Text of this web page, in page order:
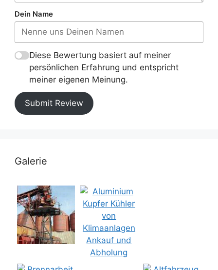
Dein Name
Diese Bewertung basiert auf meiner
persönlichen Erfahrung und entspricht
meiner eigenen Meinung.
Submit Review
Galerie